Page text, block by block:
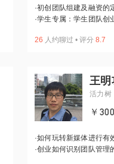
·初创团队组建及融资的
·学生专属：学生团队创
26 人约聊过 • 评分 8.7
王明
活力树
￥300
·如何玩转新媒体进行有
·创业如何识别团队管理